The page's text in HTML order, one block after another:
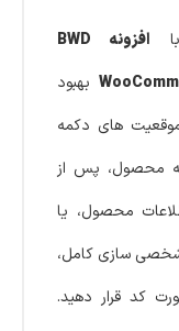
افزونه BWD
بهبود
موقعیت های دکمه
محصول، پس از
محصول، یا
سازی کامل،
کد قرار دهید.